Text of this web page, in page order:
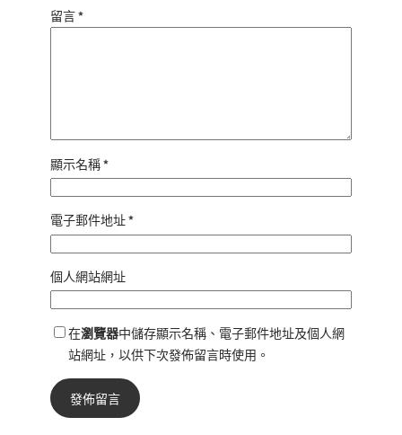
留言*
顯示名稱*
電子郵件地址*
個人網站網址
在瀏覽器中儲存顯示名稱、電子郵件地址及個人網
站網址，以供下次發佈留言時使用。